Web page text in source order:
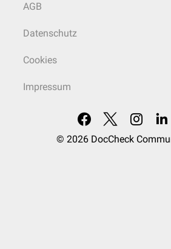
AGB
Datenschutz
Cookies
Impressum
© 2026 DocCheck